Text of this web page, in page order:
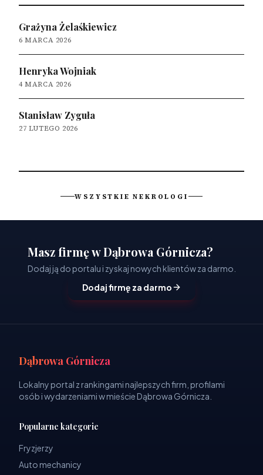
Grażyna Żelaśkiewicz
6 MARCA 2026
Henryka Wojniak
4 MARCA 2026
Stanisław Zyguła
27 LUTEGO 2026
WSZYSTKIE NEKROLOGI
Masz firmę w Dąbrowa Górnicza?
Dodaj ją do portalu i zyskaj nowych klientów za darmo.
Dodaj firmę za darmo
Dąbrowa Górnicza
Lokalny portal z rankingami najlepszych firm, profilami
osób i wydarzeniami w mieście Dąbrowa Górnicza.
Popularne kategorie
Fryzjerzy
Auto mechanicy